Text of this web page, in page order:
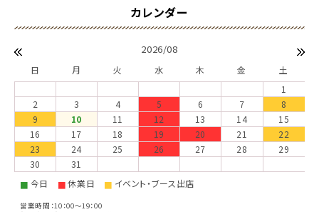
2026/08
日 月 火 水 木 金
土
1
2
3 4 5 6 7
8
9
10 11 12 13 14
15
16
17 18 19 20 21
22
23
24 25 26 27 28
29
30
31
■ 今日 ■休業日 ■ イベント・ブース出店
営業時間：10：00～19：00